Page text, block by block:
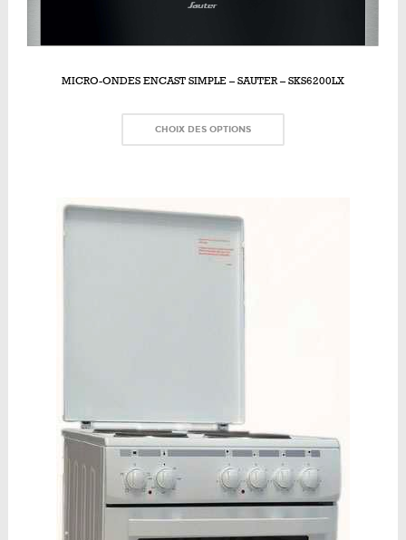
MICRO-ONDES ENCAST SIMPLE – SAUTER – SKS6200LX
CHOIX DES OPTIONS